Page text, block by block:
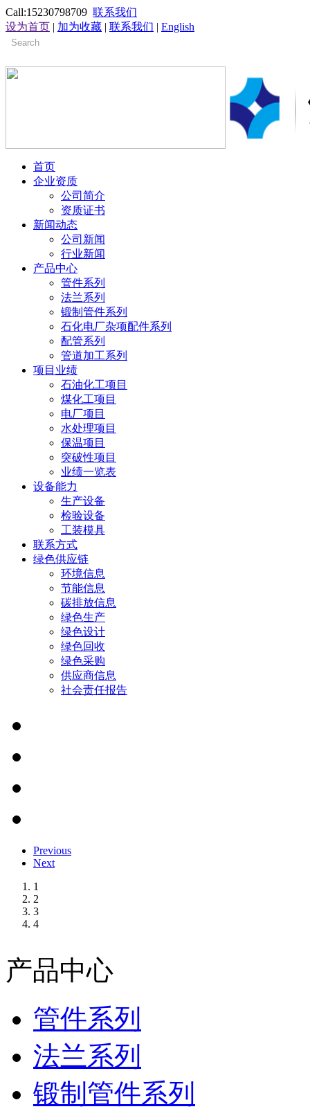
Call:15230798709 联系我们
设为首页 | 加为收藏 | 联系我们 | English
首页
企业资质
公司简介
资质证书
新闻动态
公司新闻
行业新闻
产品中心
管件系列
法兰系列
锻制管件系列
石化电厂杂项配件系列
配管系列
管道加工系列
项目业绩
石油化工项目
煤化工项目
电厂项目
水处理项目
保温项目
突破性项目
业绩一览表
设备能力
生产设备
检验设备
工装模具
联系方式
绿色供应链
环境信息
节能信息
碳排放信息
绿色生产
绿色设计
绿色回收
绿色采购
供应商信息
社会责任报告
Previous
Next
1
2
3
4
产品中心
管件系列
法兰系列
锻制管件系列